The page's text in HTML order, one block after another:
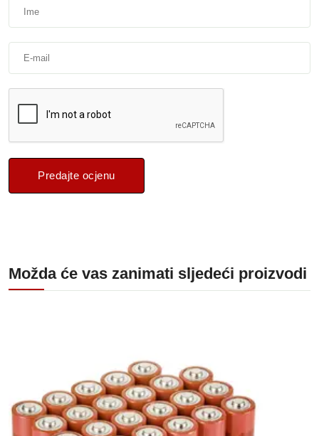
Predajte ocjenu
Možda će vas zanimati sljedeći proizvodi